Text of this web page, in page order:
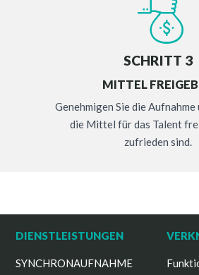
SCHRITT 3
MITTEL
Genehmigen Sie die Aufnahme
die Mittel für das Talent
zufrieden sind.
DIENSTLEISTUNGEN
SYNCHRONAUFNAHME